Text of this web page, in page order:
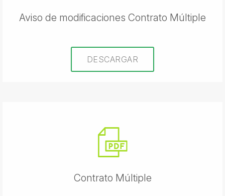
Aviso de modificaciones Contrato Múltiple
DESCARGAR
Contrato Múltiple